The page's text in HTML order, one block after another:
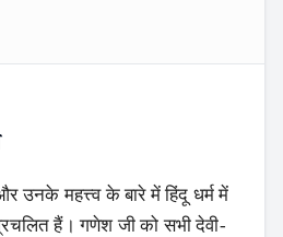
उनके महत्त्व के बारे में हिंदू धर्म में
हैं। गणेश जी को सभी देवी-